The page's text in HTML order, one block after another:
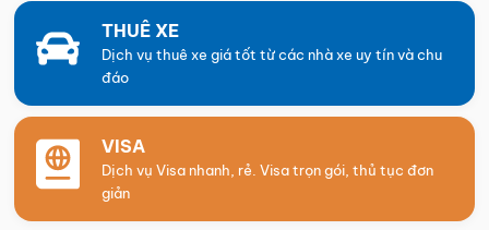
THUÊ XE
Dịch vụ thuê xe giá tốt từ các nhà xe uy tín và chu
đáo
VISA
Dịch vụ Visa nhanh, rẻ. Visa trọn gói, thủ tục đơn
giản